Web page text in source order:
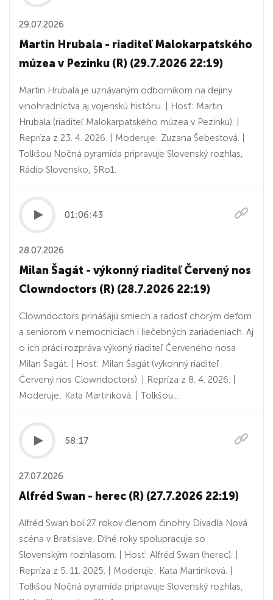
29.07.2026
Martin Hrubala - riaditeľ Malokarpatského
múzea v Pezinku (R) (29.7.2026 22:19)
Martin Hrubala je uznávaným odborníkom na dejiny
vinohradníctva aj vojenskú históriu. | Hosť: Martin
Hrubala (riaditeľ Malokarpatského múzea v Pezinku). |
Repríza z 23. 4. 2026. | Moderuje: Zuzana Šebestová. |
Tolkšou Nočná pyramída pripravuje Slovenský rozhlas,
Rádio Slovensko, SRo1.
01:06:43
28.07.2026
Milan Šagát - výkonný riaditeľ Červený nos
Clowndoctors (R) (28.7.2026 22:19)
Clowndoctors prinášajú smiech a radosť chorým deťom
a seniorom v nemocniciach i liečebných zariadeniach. Aj
o ich práci rozpráva výkoný riaditeľ Červeného nosa
Milan Šagát. | Hosť: Milan Šagát (výkonný riaditeľ
Červený nos Clowndoctors). | Repríza z 8. 4. 2026. |
Moderuje: Kata Martinková. | Tolkšou...
58:17
27.07.2026
Alfréd Swan - herec (R) (27.7.2026 22:19)
Alfréd Swan bol 27 rokov členom činohry Divadla Nová
scéna v Bratislave. Dlhé roky spolupracuje so
Slovenským rozhlasom. | Hosť: Alfréd Swan (herec). |
Repríza z 5. 11. 2025. | Moderuje: Kata Martinková. |
Tolkšou Nočná pyramída pripravuje Slovenský rozhlas,